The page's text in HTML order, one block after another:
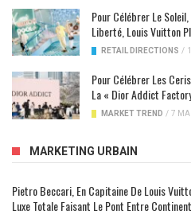
Pour Célébrer Le Soleil,
Liberté, Louis Vuitton
RETAIL DIRECTIONS /
Pour Célébrer Les
La « Dior Addict
MARKET TREND / 7
MARKETING URBAIN
Pietro Beccari, En Capitaine De Louis
Luxe Totale Faisant Le Pont Entre